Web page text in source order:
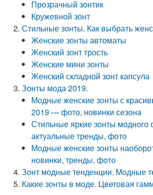
Прозрачный зонтик
Кружевной зонт
Стильные зонты. Как выбрать
Женские зонты автоматы
Женский зонт трость
Женские мини зонты
Женский складной зонт капсула
Зонты мода 2019.
Модные женские зонты с
2019 — фото, новинки сезона
Стильные яркие зонты
актуальные тренды, фото
Модные женские зонты
новинки, тренды, фото
Зонт модные тенденции. Модные
Какие зонты в моде. Цветовая